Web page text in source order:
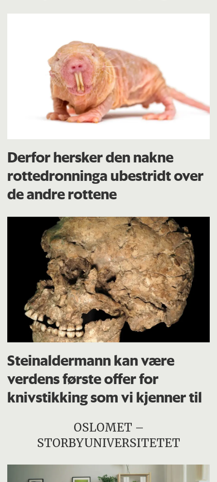
Derfor hersker den nakne
rottedronninga ubestridt over
de andre rottene
Steinaldermann kan være
verdens første offer for
knivstikking som vi kjenner til
OSLOMET –
STORBYUNIVERSITETET